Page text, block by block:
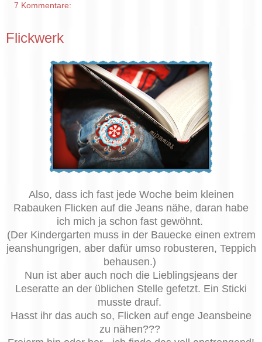
7 Kommentare:
Flickwerk
Also, dass ich fast jede Woche beim kleinen
Rabauken Flicken auf die Jeans nähe, daran habe
ich mich ja schon fast gewöhnt.
(Der Kindergarten muss in der Bauecke einen extrem
jeanshungrigen, aber dafür umso robusteren, Teppich
behausen.)
Nun ist aber auch noch die Lieblingsjeans der
Leseratte an der üblichen Stelle gefetzt. Ein Sticki
musste drauf.
Hasst ihr das auch so, Flicken auf enge Jeansbeine
zu nähen???